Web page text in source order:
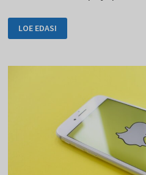
TOOB
PALJU
LOE EDASI